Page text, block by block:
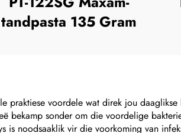
tandpasta 135 Gram
praktiese voordele wat direk jou
bekamp sonder om die voordelige
is noodsaaklik vir die voorkoming van